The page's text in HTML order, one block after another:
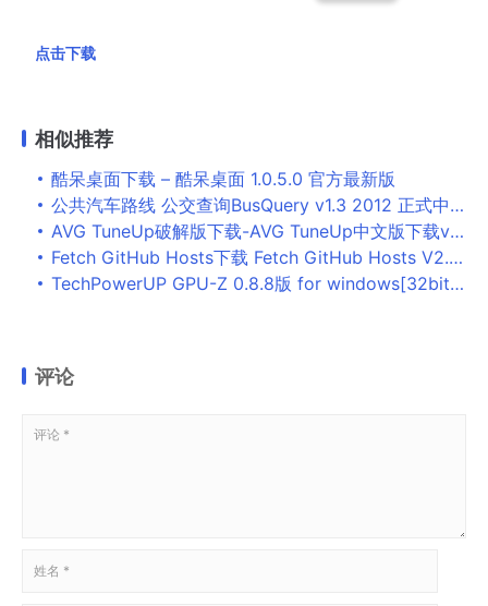
点击下载
相似推荐
酷呆桌面下载 – 酷呆桌面 1.0.5.0 官方最新版
公共汽车路线 公交查询BusQuery v1.3 2012 正式中文版
AVG TuneUp破解版下载-AVG TuneUp中文版下载v20.1 破解版
Fetch GitHub Hosts下载 Fetch GitHub Hosts V2.6 中文免装版 32位/64位版
TechPowerUP GPU-Z 0.8.8版 for windows[32bit+64bit]
评论